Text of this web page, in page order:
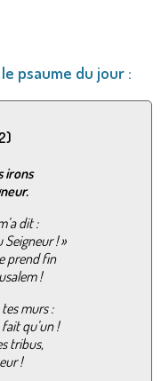
psaume du jour :
irons
dit :
! »
prend fin
!
murs :
qu’un !
tribus,
!